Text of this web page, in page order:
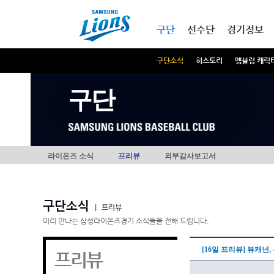
구단
구단소식 히스토리 엠블럼 캐릭
선수단 경기정보
구단
라이온즈 소식 프리뷰 외부감사보고서
구단소식
프리뷰
미리 만나는 삼성라이온즈경기 소식들을 전해 드립니다.
프리뷰 [16일 프리뷰] 뷰캐넌